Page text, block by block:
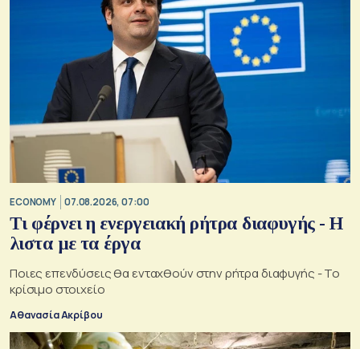
ECONOMY 07.08.2026, 07:00
Τι φέρνει η ενεργειακή ρήτρα διαφυγής - Η
λιστα με τα έργα
Ποιες επενδύσεις θα ενταχθούν στην ρήτρα διαφυγής - Το
κρίσιμο στοιχείο
Αθανασία Ακρίβου